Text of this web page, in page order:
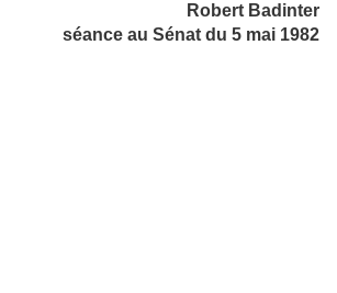
Robert Badinter
séance au Sénat du 5 mai 1982